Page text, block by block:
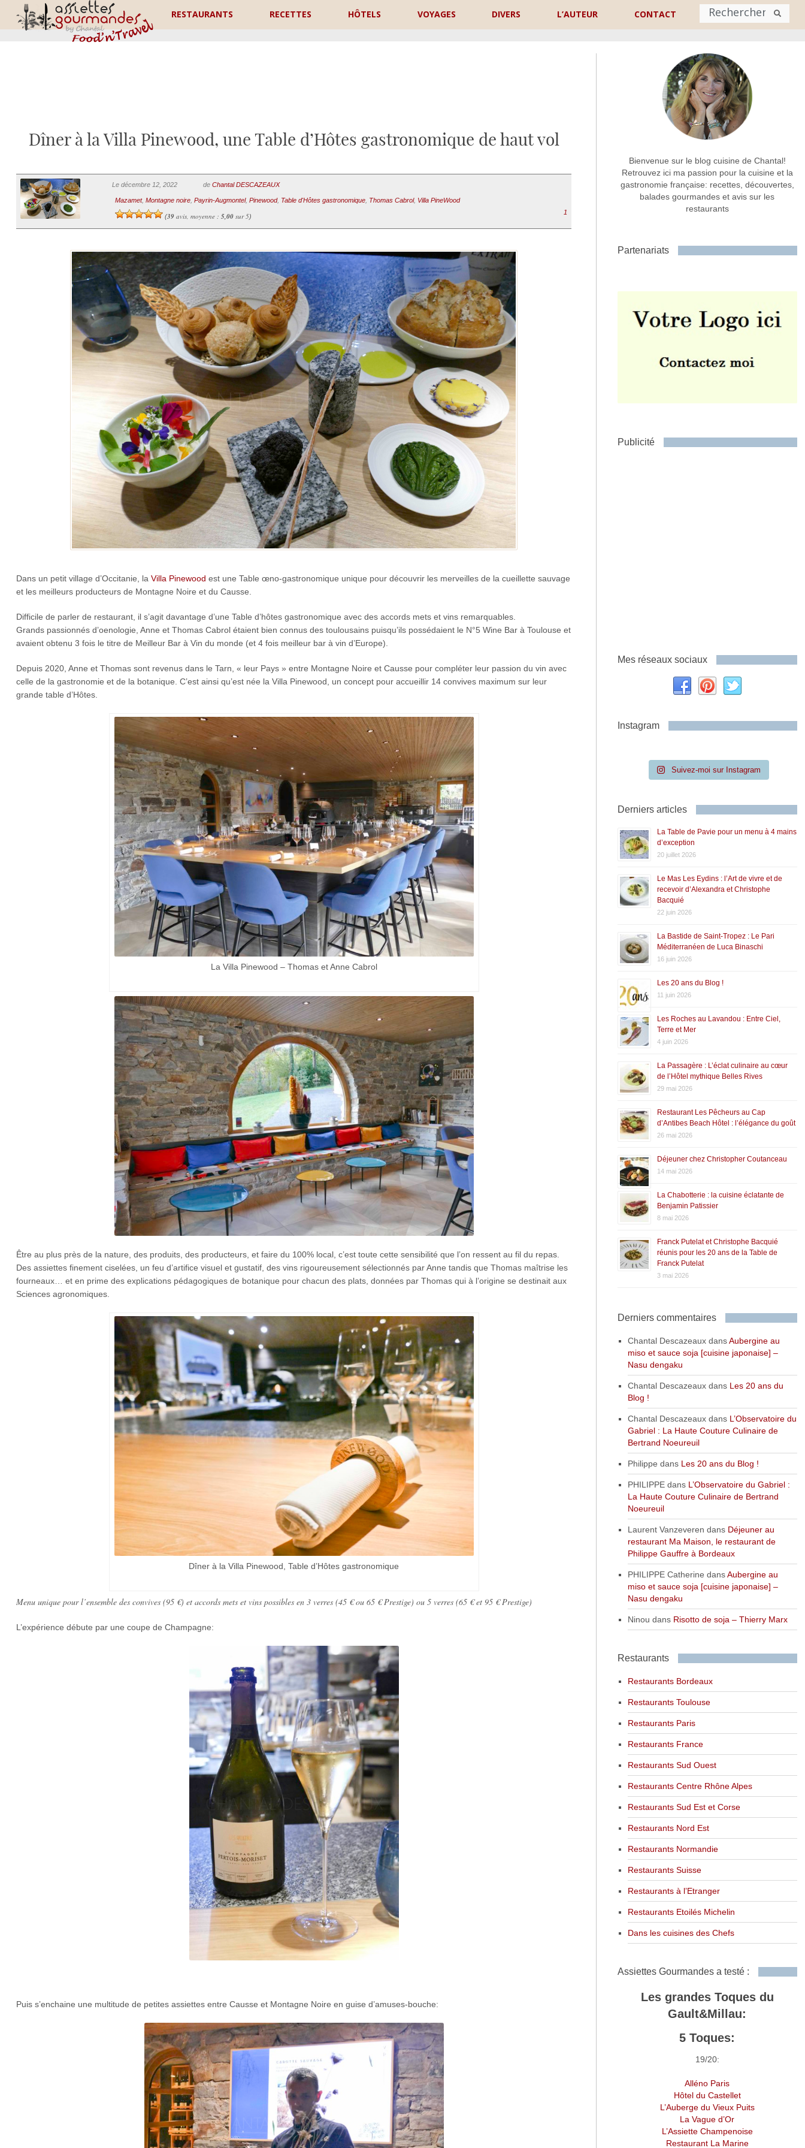
RESTAURANTS RECETTES HÔTELS VOYAGES DIVERS L’AUTEUR CONTACT
Nom
Adresse de contact
Commentaire ou message *
Dîner à la Villa Pinewood, une Table d’Hôtes gastronomique de haut vol
Le décembre 12, 2022 de Chantal DESCAZEAUX
Mazamet, Montagne noire, Payrin-Augmontel, Pinewood, Table d'Hôtes gastronomique, Thomas Cabrol, Villa PineWood
(39avis, moyenne : 5,00sur 5)
1
Dans un petit village d’Occitanie, la Villa Pinewood est une Table œno-gastronomique unique pour découvrir les merveilles de la cueillette sauvage
et les meilleurs producteurs de Montagne Noire et du Causse.
Difficile de parler de restaurant, il s’agit davantage d’une Table d’hôtes gastronomique avec des accords mets et vins remarquables.
Grands passionnés d’oenologie, Anne et Thomas Cabrol étaient bien connus des toulousains puisqu’ils possédaient le N°5 Wine Bar à Toulouse et
avaient obtenu 3 fois le titre de Meilleur Bar à Vin du monde (et 4 fois meilleur bar à vin d’Europe).
Depuis 2020, Anne et Thomas sont revenus dans le Tarn, « leur Pays » entre Montagne Noire et Causse pour compléter leur passion du vin avec
celle de la gastronomie et de la botanique. C’est ainsi qu’est née la Villa Pinewood, un concept pour accueillir 14 convives maximum sur leur
grande table d’Hôtes.
La Villa Pinewood – Thomas et Anne Cabrol
Être au plus près de la nature, des produits, des producteurs, et faire du 100% local, c’est toute cette sensibilité que l’on ressent au fil du repas.
Des assiettes finement ciselées, un feu d’artifice visuel et gustatif, des vins rigoureusement sélectionnés par Anne tandis que Thomas maîtrise les
fourneaux… et en prime des explications pédagogiques de botanique pour chacun des plats, données par Thomas qui à l’origine se destinait aux
Sciences agronomiques.
Dîner à la Villa Pinewood, Table d’Hôtes gastronomique
Menu unique pour l’ensemble des convives (95 €) et accords mets et vins possibles en 3 verres (45 € ou 65 € Prestige) ou 5 verres (65 € et 95 € Prestige)
L’expérience débute par une coupe de Champagne:
Puis s’enchaine une multitude de petites assiettes entre Causse et Montagne Noire en guise d’amuses-bouche:
Bienvenue sur le blog cuisine de Chantal!
Retrouvez ici ma passion pour la cuisine et la
gastronomie française: recettes, découvertes,
balades gourmandes et avis sur les
restaurants
Partenariats
Publicité
Mes réseaux sociaux
Instagram
Suivez-moi sur Instagram
Derniers articles
La Table de Pavie pour un menu à 4 mains
d’exception
20 juillet 2026
Le Mas Les Eydins : l’Art de vivre et de
recevoir d’Alexandra et Christophe
Bacquié
22 juin 2026
La Bastide de Saint-Tropez : Le Pari
Méditerranéen de Luca Binaschi
16 juin 2026
Les 20 ans du Blog !
11 juin 2026
Les Roches au Lavandou : Entre Ciel,
Terre et Mer
4 juin 2026
La Passagère : L’éclat culinaire au cœur
de l’Hôtel mythique Belles Rives
29 mai 2026
Restaurant Les Pêcheurs au Cap
d’Antibes Beach Hôtel : l’élégance du goût
26 mai 2026
Déjeuner chez Christopher Coutanceau
14 mai 2026
La Chabotterie : la cuisine éclatante de
Benjamin Patissier
8 mai 2026
Franck Putelat et Christophe Bacquié
réunis pour les 20 ans de la Table de
Franck Putelat
3 mai 2026
Derniers commentaires
Chantal DescazeauxdansAubergine au
miso et sauce soja [cuisine japonaise] –
Nasu dengaku
Chantal Descazeauxdans Les 20 ans du
Blog !
Chantal Descazeauxdans L’Observatoire du
Gabriel : La Haute Couture Culinaire de
Bertrand Noeureuil
Philippe dans Les 20 ans du Blog !
PHILIPPEdans L’Observatoire du Gabriel :
La Haute Couture Culinaire de Bertrand
Noeureuil
Laurent Vanzeveren dans Déjeuner au
restaurant Ma Maison, le restaurant de
Philippe Gauffre à Bordeaux
PHILIPPE Catherine dansAubergine au
miso et sauce soja [cuisine japonaise] –
Nasu dengaku
Ninou dans Risotto de soja – Thierry Marx
Restaurants
Restaurants Bordeaux
Restaurants Toulouse
Restaurants Paris
Restaurants France
Restaurants Sud Ouest
Restaurants Centre Rhône Alpes
Restaurants Sud Est et Corse
Restaurants Nord Est
Restaurants Normandie
Restaurants Suisse
Restaurants à l’Etranger
Restaurants Etoilés Michelin
Dans les cuisines des Chefs
Assiettes Gourmandes a testé :
Les grandes Toques du
Gault&Millau:
5 Toques:
19/20:
Alléno Paris
Hôtel du Castellet
L’Auberge du Vieux Puits
La Vague d’Or
L’Assiette Champenoise
Restaurant La Marine